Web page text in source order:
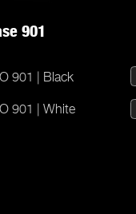
901
901 | Black
901 | White